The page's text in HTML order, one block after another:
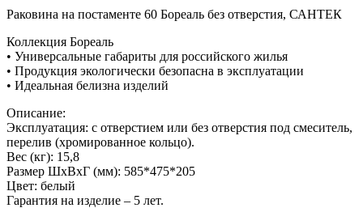
Раковина на постаменте 60 Бореаль без отверстия, САНТЕК
Коллекция Бореаль
• Универсальные габариты для российского жилья
• Продукция экологически безопасна в эксплуатации
• Идеальная белизна изделий
Описание:
Эксплуатация: с отверстием или без отверстия под смеситель,
перелив (хромированное кольцо).
Вес (кг): 15,8
Размер ШхВхГ (мм): 585*475*205
Цвет: белый
Гарантия на изделие – 5 лет.